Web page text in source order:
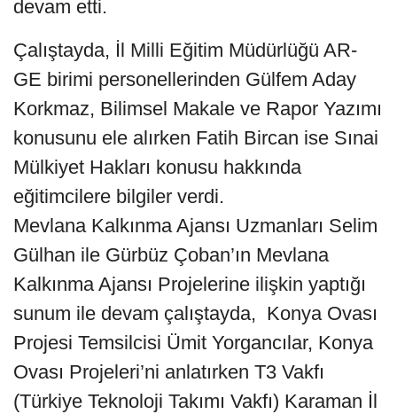
devam etti.
Çalıştayda, İl Milli Eğitim Müdürlüğü AR-
GE birimi personellerinden Gülfem Aday
Korkmaz, Bilimsel Makale ve Rapor Yazımı
konusunu ele alırken Fatih Bircan ise Sınai
Mülkiyet Hakları konusu hakkında
eğitimcilere bilgiler verdi.
Mevlana Kalkınma Ajansı Uzmanları Selim
Gülhan ile Gürbüz Çoban’ın Mevlana
Kalkınma Ajansı Projelerine ilişkin yaptığı
sunum ile devam çalıştayda, Konya Ovası
Projesi Temsilcisi Ümit Yorgancılar, Konya
Ovası Projeleri’ni anlatırken T3 Vakfı
(Türkiye Teknoloji Takımı Vakfı) Karaman İl